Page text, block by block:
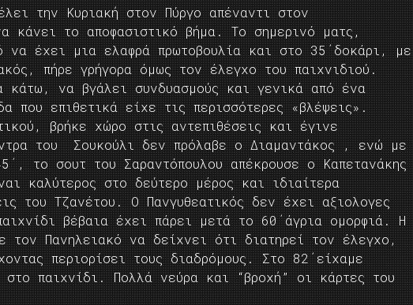
την Κυριακή στον Πύργο απέναντι στον
κάνει το αποφασιστικό βήμα. Το σημερινό ματς,
να έχει μια ελαφρά πρωτοβουλία και στο 35΄δοκάρι, με
πήρε γρήγορα όμως τον έλεγχο του παιχνιδιού.
κάτω, να βγάλει συνδυασμούς και γενικά από ένα
που επιθετικά είχε τις περισσότερες «βλέψεις».
βρήκε χώρο στις αντεπιθέσεις και έγινε
του Σουκούλι δεν πρόλαβε ο Διαμαντάκος , ενώ με
το σουτ του Σαραντόπουλου απέκρουσε ο Καπετανάκης
καλύτερος στο δεύτερο μέρος και ιδιαίτερα
του Τζανέτου. Ο Πανγυθεατικός δεν έχει αξιολογες
βέβαια έχει πάρει μετά το 60΄άγρια ομορφιά. Η
τον Πανηλειακό να δείχνει ότι διατηρεί τον έλεγχο,
περιορίσει τους διαδρόμους. Στο 82΄είχαμε
στο παιχνίδι. Πολλά νεύρα και “βροχή” οι κάρτες του